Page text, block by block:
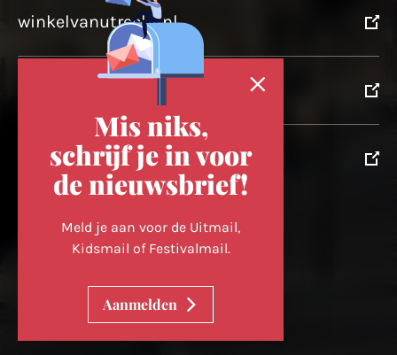
winkelvanutrecht.nl
utrechtpartners.nl
Volg ons op
Mis niks,
schrijf je in voor
de nieuwsbrief!
Meld je aan voor de Uitmail,
Kidsmail of Festivalmail.
Aanmelden